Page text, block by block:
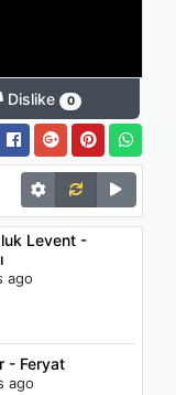
Dislike 0
Levent -
ago
- Feryat
ago